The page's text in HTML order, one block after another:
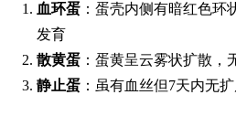
血环蛋 ：蛋壳内侧有暗红色环
发育
散黄蛋 ：蛋黄呈云雾状扩散，
静止蛋 ：虽有血丝但7天内无